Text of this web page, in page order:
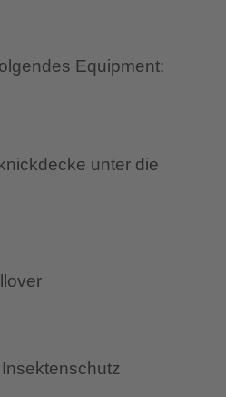
Equipment:
unter die